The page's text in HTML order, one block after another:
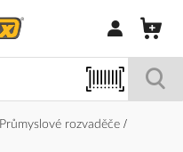
Přihlásit/
Průmyslové rozvaděče